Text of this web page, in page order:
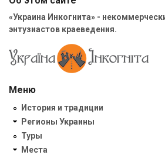
«Украина Инкогнита» -
энтузиастов краеведения.
Меню
История и традиции
Регионы Украины
Туры
Места